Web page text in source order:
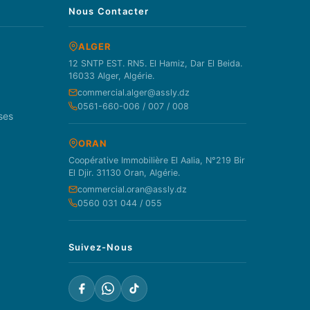
Nous Contacter
ALGER
12 SNTP EST. RN5. El Hamiz, Dar El Beida.
16033 Alger, Algérie.
commercial.alger@assly.dz
0561-660-006 / 007 / 008
ORAN
Coopérative Immobilière El Aalia, N°219 Bir
El Djir. 31130 Oran, Algérie.
commercial.oran@assly.dz
0560 031 044 / 055
Suivez-Nous